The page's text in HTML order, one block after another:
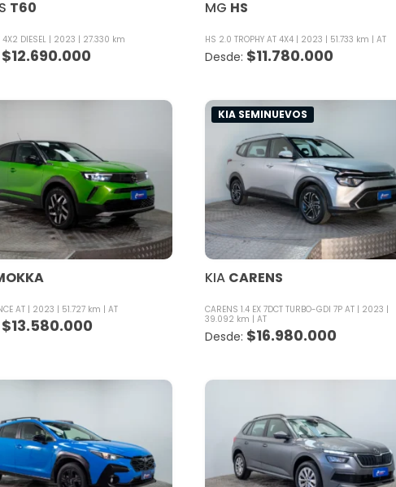
T60
DIESEL 2023 27.330 km
$12.690.000
MG HS
HS 2.0 TROPHY AT 4X4 2023 51.733 km AT
$11.780.000
AT 2023 51.727 km AT
$13.580.000
KIA SEMINUEVOS
KIA CARENS
CARENS 1.4 EX 7DCT TURBO-GDI 7P AT
2023
39.092 km
AT
$16.980.000